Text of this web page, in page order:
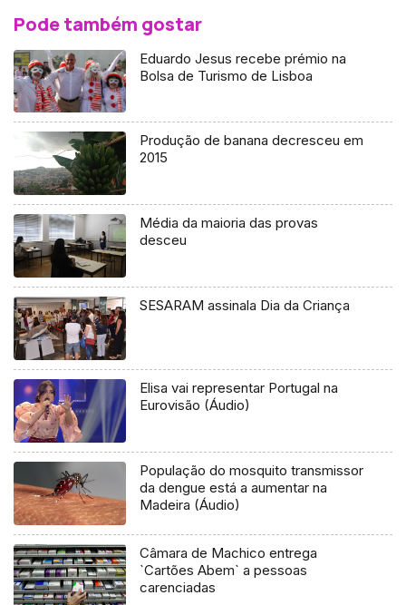
Pode também gostar
Eduardo Jesus recebe prémio na
Bolsa de Turismo de Lisboa
Produção de banana decresceu em
2015
Média da maioria das provas
desceu
SESARAM assinala Dia da Criança
Elisa vai representar Portugal na
Eurovisão (Áudio)
População do mosquito transmissor
da dengue está a aumentar na
Madeira (Áudio)
Câmara de Machico entrega
`Cartões Abem` a pessoas
carenciadas